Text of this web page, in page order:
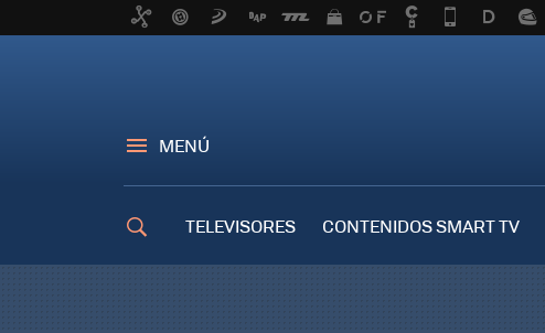
MENÚ
TELEVISORES CONTENIDOS SMART TV